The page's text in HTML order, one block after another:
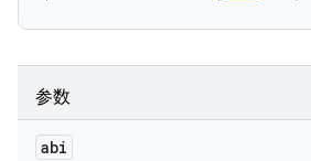
参数
abi